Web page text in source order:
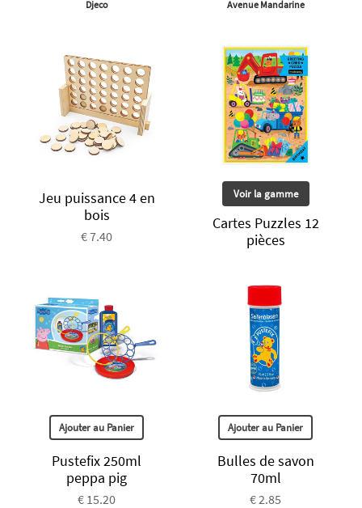
Djeco Avenue Mandarine
Jeu puissance 4 en
bois
€ 7.40
Voir la gamme
Cartes Puzzles 12
pièces
Ajouter au Panier
Pustefix 250ml
peppa pig
€ 15.20
Ajouter au Panier
Bulles de savon
70ml
€ 2.85